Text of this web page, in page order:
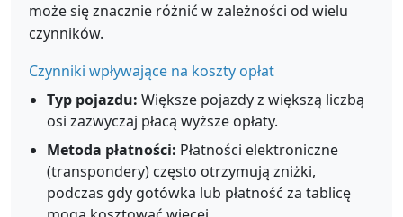
może się znacznie różnić w zależności od wielu
czynników.
Czynniki wpływające na koszty opłat
Typ pojazdu: Większe pojazdy z większą liczbą
osi zazwyczaj płacą wyższe opłaty.
Metoda płatności: Płatności elektroniczne
(transpondery) często otrzymują zniżki,
podczas gdy gotówka lub płatność za tablicę